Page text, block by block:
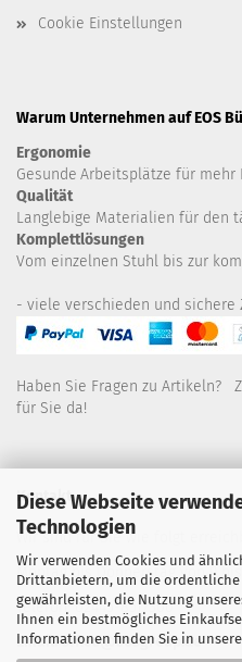
Diese Webseite
Technologien
Wir verwenden Cookies und
Drittanbietern, um die ordentliche
gewährleisten, die Nutzung
Ihnen ein bestmögliches
Informationen finden Sie in
Cookie Einstellungen
Warum Unternehmen auf EOS
Ergonomie
Gesunde Arbeitsplätze für mehr
Qualität
Langlebige Materialien für den
Komplettlösungen
Vom einzelnen Stuhl bis zur
- viele verschieden und sichere
Haben Sie Fragen zu Artikeln?
für Sie da!
Kontakt
Wir sind für Sie wie folgt
Montag bis Donnerstag von 9 bis
Telefon: 02445-8517300
Email: office@eosgroup.de